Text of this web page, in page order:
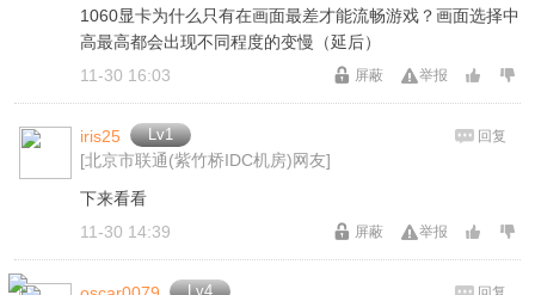
1060显卡为什么只有在画面最差才能流畅游戏？画面选择中
高最高都会出现不同程度的变慢（延后）
举报
屏蔽
11-30 16:03
iris25 Lv1
[北京市联通(紫竹桥IDC机房)网友]
回复
下来看看
举报
屏蔽
11-30 14:39
Lv4